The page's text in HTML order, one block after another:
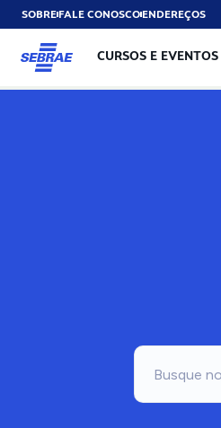
SOBREFALE CONOSCOENDEREÇOS
CURSOS E EVENTOS